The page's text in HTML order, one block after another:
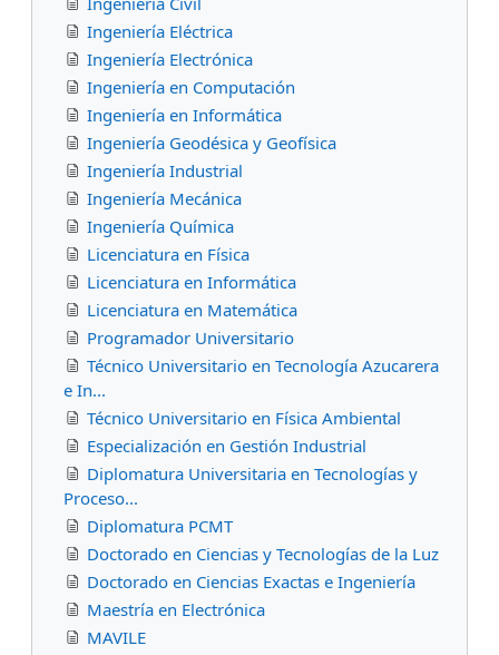
Ingeniería Eléctrica
Ingeniería Electrónica
Ingeniería en Computación
Ingeniería en Informática
Ingeniería Geodésica y Geofísica
Ingeniería Industrial
Ingeniería Mecánica
Ingeniería Química
Licenciatura en Física
Licenciatura en Informática
Licenciatura en Matemática
Programador Universitario
Técnico Universitario en Tecnología Azucarera
e In...
Técnico Universitario en Física Ambiental
Especialización en Gestión Industrial
Diplomatura Universitaria en Tecnologías y
Proceso...
Diplomatura PCMT
Doctorado en Ciencias y Tecnologías de la Luz
Doctorado en Ciencias Exactas e Ingeniería
Maestría en Electrónica
MAVILE